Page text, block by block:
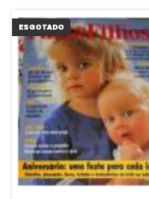
ESGOTADO